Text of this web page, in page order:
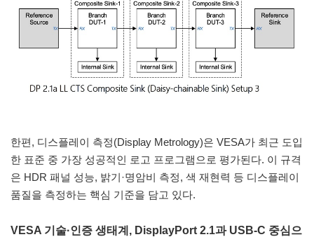
한편, 디스플레이 측정(Display Metrology)은 VESA가 최근 도입
한 표준 중 가장 성공적인 로고 프로그램으로 평가된다. 이 규격
은 HDR 패널 성능, 밝기·명암비 측정, 색 재현력 등 디스플레이
품질을 측정하는 핵심 기준을 담고 있다.
VESA 기술·인증 생태계, DisplayPort 2.1과 USB-C 중심으